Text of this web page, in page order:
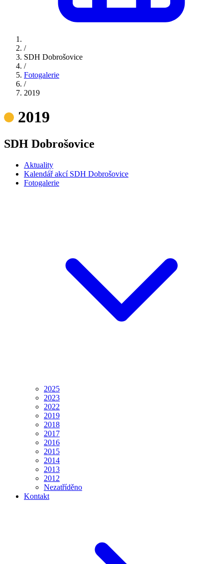
/
SDH Dobrošovice
/
Fotogalerie
/
2019
2019
SDH Dobrošovice
Aktuality
Kalendář akcí SDH Dobrošovice
Fotogalerie
2025
2023
2022
2019
2018
2017
2016
2015
2014
2013
2012
Nezatříděno
Kontakt